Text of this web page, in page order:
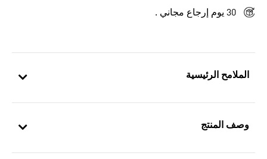
الملامح الرئيسية
وصف المنتج